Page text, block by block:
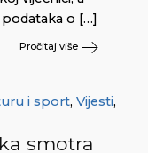
podataka o […]
Pročitaj više
i sport, Vijesti,
smotra